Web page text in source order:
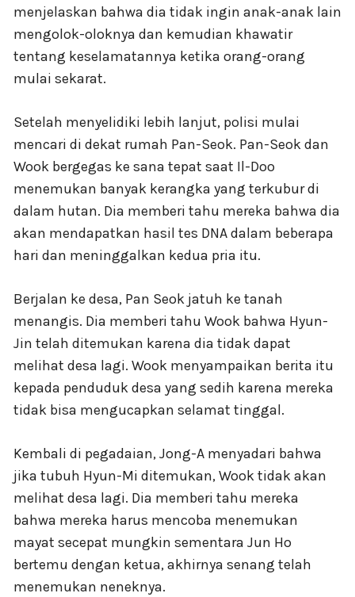
menjelaskan bahwa dia tidak ingin anak-anak lain
mengolok-oloknya dan kemudian khawatir
tentang keselamatannya ketika orang-orang
mulai sekarat.
Setelah menyelidiki lebih lanjut, polisi mulai
mencari di dekat rumah Pan-Seok. Pan-Seok dan
Wook bergegas ke sana tepat saat Il-Doo
menemukan banyak kerangka yang terkubur di
dalam hutan. Dia memberi tahu mereka bahwa dia
akan mendapatkan hasil tes DNA dalam beberapa
hari dan meninggalkan kedua pria itu.
Berjalan ke desa, Pan Seok jatuh ke tanah
menangis. Dia memberi tahu Wook bahwa Hyun-
Jin telah ditemukan karena dia tidak dapat
melihat desa lagi. Wook menyampaikan berita itu
kepada penduduk desa yang sedih karena mereka
tidak bisa mengucapkan selamat tinggal.
Kembali di pegadaian, Jong-A menyadari bahwa
jika tubuh Hyun-Mi ditemukan, Wook tidak akan
melihat desa lagi. Dia memberi tahu mereka
bahwa mereka harus mencoba menemukan
mayat secepat mungkin sementara Jun Ho
bertemu dengan ketua, akhirnya senang telah
menemukan neneknya.